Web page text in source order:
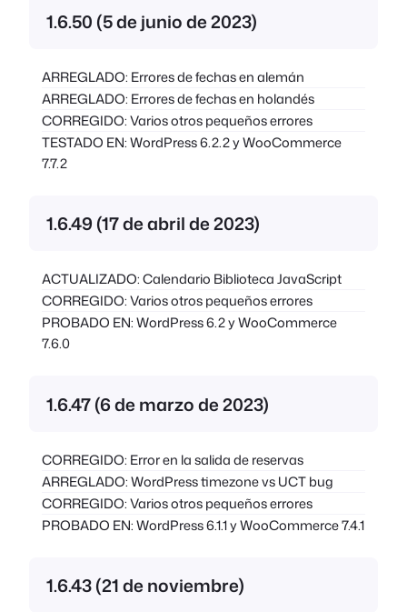
1.6.50 (5 de junio de 2023)
ARREGLADO: Errores de fechas en alemán
ARREGLADO: Errores de fechas en holandés
CORREGIDO: Varios otros pequeños errores
TESTADO EN: WordPress 6.2.2 y WooCommerce
7.7.2
1.6.49 (17 de abril de 2023)
ACTUALIZADO: Calendario Biblioteca JavaScript
CORREGIDO: Varios otros pequeños errores
PROBADO EN: WordPress 6.2 y WooCommerce
7.6.0
1.6.47 (6 de marzo de 2023)
CORREGIDO: Error en la salida de reservas
ARREGLADO: WordPress timezone vs UCT bug
CORREGIDO: Varios otros pequeños errores
PROBADO EN: WordPress 6.1.1 y WooCommerce 7.4.1
1.6.43 (21 de noviembre)